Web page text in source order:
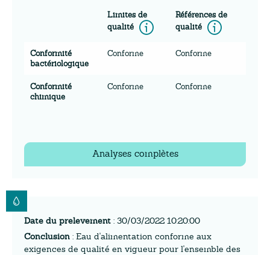
Limites de
qualité
Information
Références de
qualité
Conformité
bactériologique
Conforme Conforme
Conformité
chimique
Conforme Conforme
Analyses complètes
Date du prelevement : 30/03/2022 10:20:00
Conclusion : Eau d'alimentation conforme aux
exigences de qualité en vigueur pour l'ensemble des